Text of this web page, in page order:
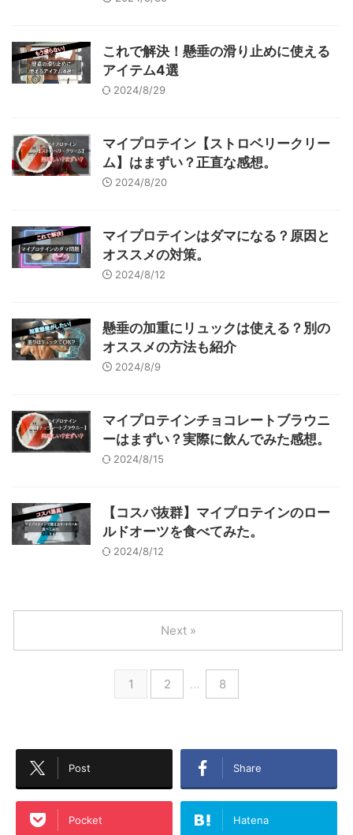
これで解決！懸垂の滑り止めに使える
アイテム4選
2024/8/29
マイプロテイン【ストロベリークリー
ム】はまずい？正直な感想。
2024/8/20
マイプロテインはダマになる？原因と
オススメの対策。
2024/8/12
懸垂の加重にリュックは使える？別の
オススメの方法も紹介
2024/8/9
マイプロテインチョコレートブラウニ
ーはまずい？実際に飲んでみた感想。
2024/8/15
【コスパ抜群】マイプロテインのロー
ルドオーツを食べてみた。
2024/8/12
1 2 … 8
Next »
Post Share
Pocket Hatena